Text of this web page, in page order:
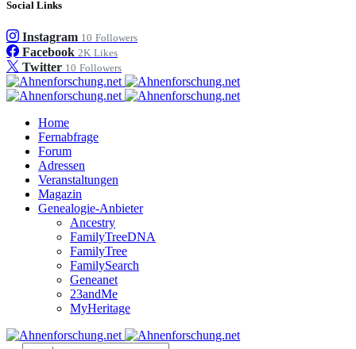
Social Links
Instagram 10 Followers
Facebook 2K Likes
Twitter 10 Followers
Home
Fernabfrage
Forum
Adressen
Veranstaltungen
Magazin
Genealogie-Anbieter
Ancestry
FamilyTreeDNA
FamilyTree
FamilySearch
Geneanet
23andMe
MyHeritage